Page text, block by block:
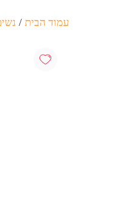
עמוד הבית /